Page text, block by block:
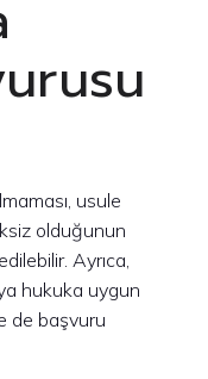
usule
olduğunun
Ayrıca,
hukuka uygun
de başvuru